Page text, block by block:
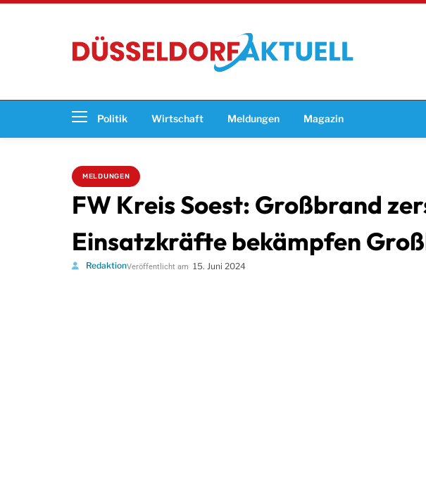
Politik Wirtschaft Meldungen Magazin
MELDUNGEN
FW Kreis Soest: Großbrand
Einsatzkräfte bekämpfen
RedaktionVeröffentlicht am 15. Juni 2024